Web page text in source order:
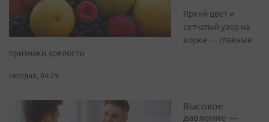
Яркий цвет и
сетчатый узор на
корке — главные
признаки зрелости
сегодня, 04:29
Высокое
давление —